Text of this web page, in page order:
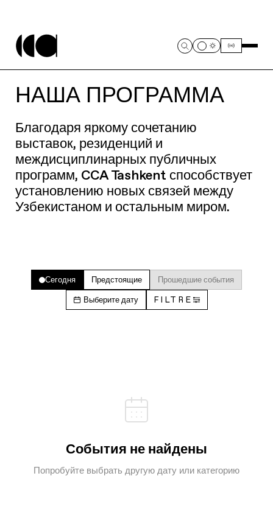
НАША ПРОГРАММА
Благодаря яркому сочетанию
выставок, резиденций и
междисциплинарных публичных
программ, CCA Tashkent способствует
установлению новых связей между
Узбекистаном и остальным миром.
Сегодня Предстоящие Прошедшие события
Выберите дату FILTRE
События не найдены
Попробуйте выбрать другую дату или категорию